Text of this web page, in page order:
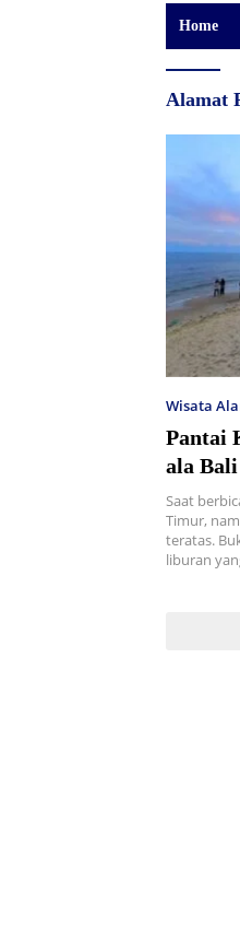
Home
Alamat
Wisata
Pantai
ala
Saat
Timur,
teratas.
liburan